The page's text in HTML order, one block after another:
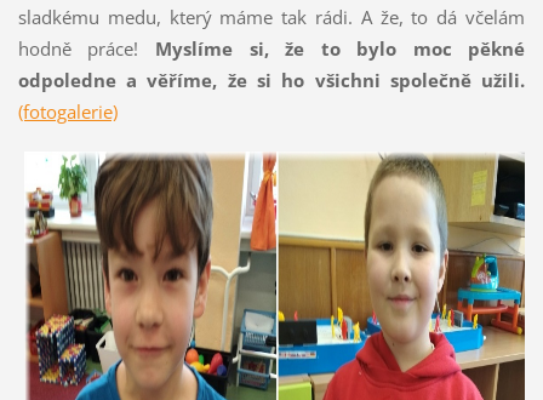
sladkému medu, který máme tak rádi. A že, to dá včelám
hodně práce! Myslíme si, že to bylo moc pěkné
odpoledne a věříme, že si ho všichni společně užili.
(fotogalerie)